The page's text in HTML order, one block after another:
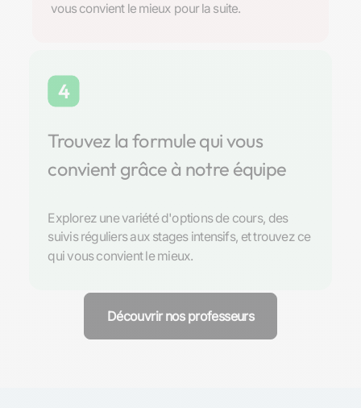
vous convient le mieux pour la suite.
4
Trouvez la formule qui vous
convient grâce à notre équipe
Explorez une variété d'options de cours, des
suivis réguliers aux stages intensifs, et trouvez ce
qui vous convient le mieux.
Découvrir nos professeurs